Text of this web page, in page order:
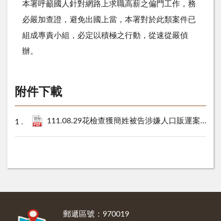
本署呼籲國人針對網路上求職高薪之偏門工作，務
必嚴加查證，避免出國上當，本署對於此類案件已
組成專責小組，必定以積極之行動，從速從嚴偵
辦。
附件下載
111.08.29花檢查獲簡姓被告涉嫌人口販運案件向法院聲請羈押獲准新聞稿.pdf
郵遞區號：970019